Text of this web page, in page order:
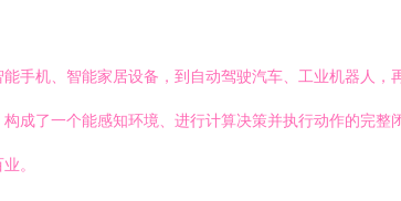
手机、智能家居设备，到自动驾驶汽车、工业机器人，
成了一个能感知环境、进行计算决策并执行动作的完整
。